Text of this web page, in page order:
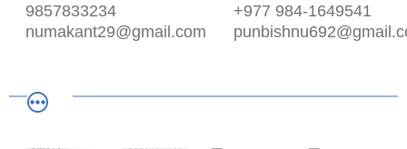
9857833234
numakant29@gmail.com
+977 984-1649541